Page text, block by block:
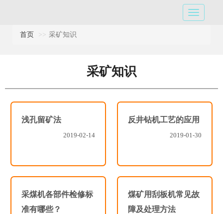
首页 采矿知识
采矿知识
浅孔留矿法
2019-02-14
反井钻机工艺的应用
2019-01-30
采煤机各部件检修标
准有哪些？
煤矿用刮板机常见故
障及处理方法